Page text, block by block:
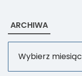
ARCHIWA